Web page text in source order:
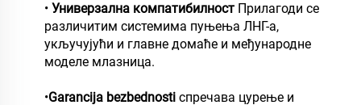
• Универзална компатибилност Прилагоди се
различитим системима пуњења ЛНГ-а,
укључујући и главне домаће и међународне
моделе млазница.
•Garancija bezbednosti спречава цурење и